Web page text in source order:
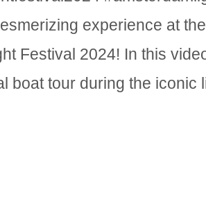
experience at the
Festival 2024! In this
boat tour during the iconic